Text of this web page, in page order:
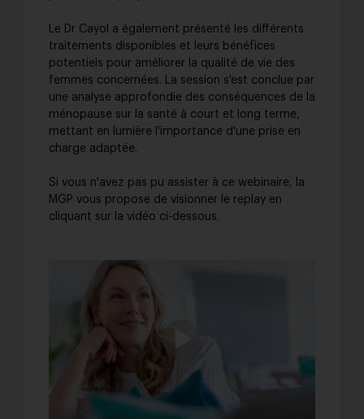
Le Dr Cayol a également présenté les différents
traitements disponibles et leurs bénéfices
potentiels pour améliorer la qualité de vie des
femmes concernées. La session s'est conclue par
une analyse approfondie des conséquences de la
ménopause sur la santé à court et long terme,
mettant en lumière l'importance d'une prise en
charge adaptée.
Si vous n'avez pas pu assister à ce webinaire, la
MGP vous propose de visionner le replay en
cliquant sur la vidéo ci-dessous.